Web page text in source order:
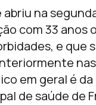
na
com 33 anos
e que
em geral é
de saúde de